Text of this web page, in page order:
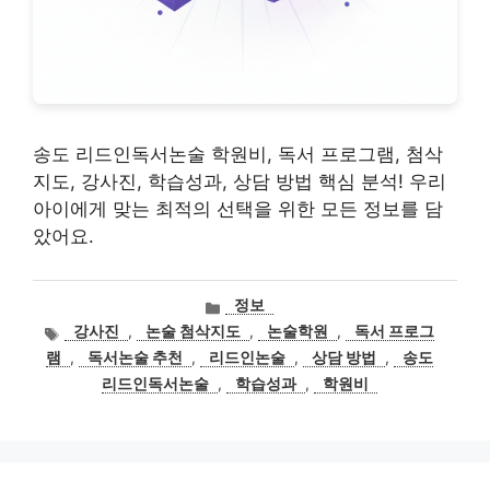
송도 리드인독서논술 학원비, 독서 프로그램, 첨삭
지도, 강사진, 학습성과, 상담 방법 핵심 분석! 우리
아이에게 맞는 최적의 선택을 위한 모든 정보를 담
았어요.
카
테
고
리
정보
태강사진 , 논술 첨삭지도 , 논술학원 ,
독서 프로그
램
, 독서논술 추천 , 리드인논술 , 상담 방법 ,
송도
리드인독서논술 , 학습성과 , 학원비